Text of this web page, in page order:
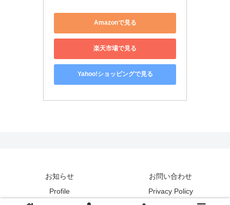
Amazonで見る
楽天市場で見る
Yahoo!ショッピングで見る
お知らせ
お問い合わせ
Profile
Privacy Policy